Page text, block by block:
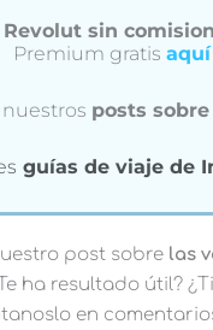
sin
Premium gratis aquí
nuestros posts
guías de viaje de
post sobre las
ha resultado útil?
en